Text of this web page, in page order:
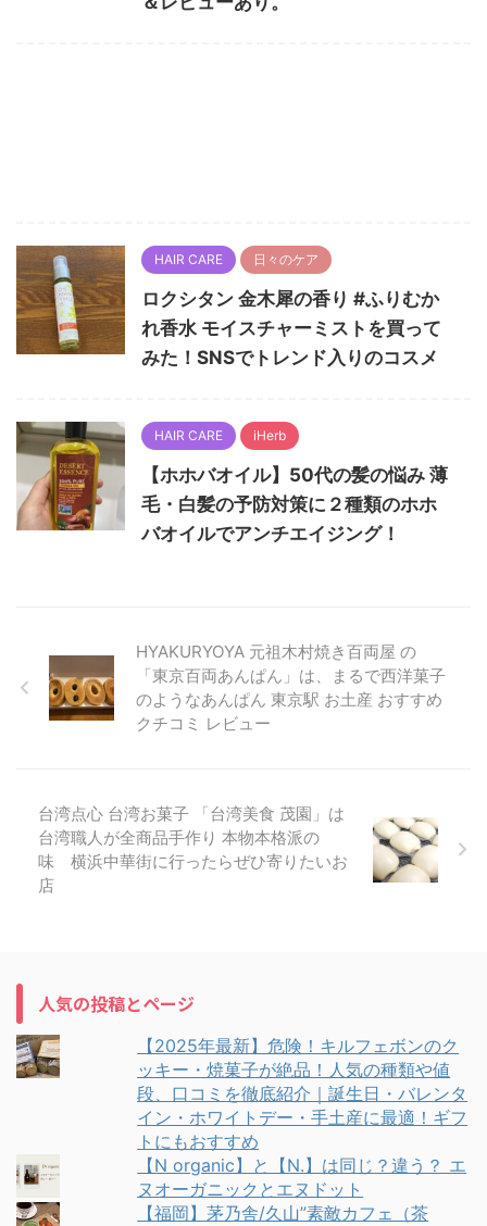
HAIR CARE 日々のケア
ロクシタン 金木犀の香り #ふりむか
れ香水 モイスチャーミストを買って
みた！SNSでトレンド入りのコスメ
HAIR CARE iHerb
【ホホバオイル】50代の髪の悩み 薄
毛・白髪の予防対策に２種類のホホ
バオイルでアンチエイジング！
HYAKURYOYA 元祖木村焼き百両屋 の
「東京百両あんぱん」は、まるで西洋菓子
のようなあんぱん 東京駅 お土産 おすすめ
クチコミ レビュー
台湾点心 台湾お菓子 「台湾美食 茂園」は
台湾職人が全商品手作り 本物本格派の
味 横浜中華街に行ったらぜひ寄りたいお
店
人気の投稿とページ
【2025年最新】危険！キルフェボンのク
ッキー・焼菓子が絶品！人気の種類や値
段、口コミを徹底紹介｜誕生日・バレンタ
イン・ホワイトデー・手土産に最適！ギフ
トにもおすすめ
【N organic】と【N.】は同じ？違う？ エ
ヌオーガニックとエヌドット
【福岡】茅乃舎/久山”素敵カフェ（茶